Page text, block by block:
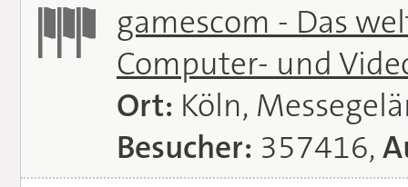
gamescom - Das
Computer- und
Ort: Köln,
Besucher: 357416,